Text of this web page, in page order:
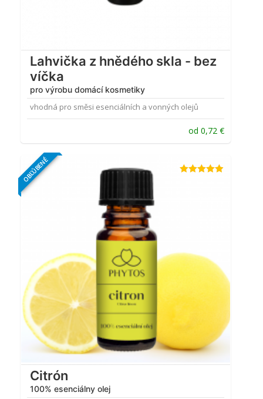
Lahvička z hnědého skla - bez
víčka
pro výrobu domácí kosmetiky
vhodná pro směsi esenciálních a vonných olejů
od 0,72 €
OBĽÚBENÉ
Citrón
100% esenciálny olej